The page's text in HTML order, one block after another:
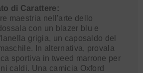
di Carattere:
maestria nell'arte dello
con un blazer blu e
grigia, un caposaldo del
In alternativa, provala
sportiva in tweed marrone per
caldi. Una camicia Oxford